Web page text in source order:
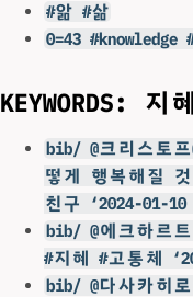
#앎 #삶
0=43 #knowledge
KEYWORDS: 지
bib/ @크리스토
떻게 행복해질
친구 ‘2024-01-10
bib/ @에크하르
#지혜 #고통체
bib/ @다사카히